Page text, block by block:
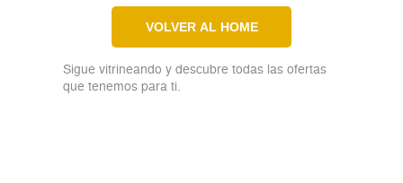
VOLVER AL HOME
Sigue vitrineando y descubre todas las ofertas
que tenemos para ti.